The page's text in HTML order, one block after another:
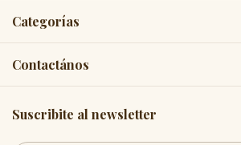
Categorías
Contactános
Suscribite al newsletter